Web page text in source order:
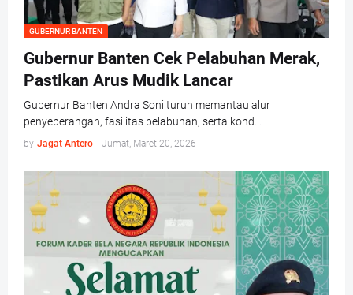
GUBERNUR BANTEN
Gubernur Banten Cek Pelabuhan Merak,
Pastikan Arus Mudik Lancar
Gubernur Banten Andra Soni turun memantau alur
penyeberangan, fasilitas pelabuhan, serta kond…
by Jagat Antero - Jumat, Maret 20, 2026